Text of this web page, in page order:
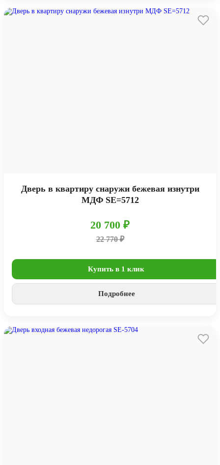
Дверь в квартиру снаружи бежевая изнутри
МДФ SE=5712
20 700 ₽
22 770 ₽
Купить в 1 клик
Подробнее